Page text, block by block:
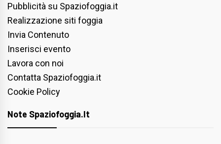
Pubblicità su Spaziofoggia.it
Realizzazione siti foggia
Invia Contenuto
Inserisci evento
Lavora con noi
Contatta Spaziofoggia.it
Cookie Policy
Note Spaziofoggia.it